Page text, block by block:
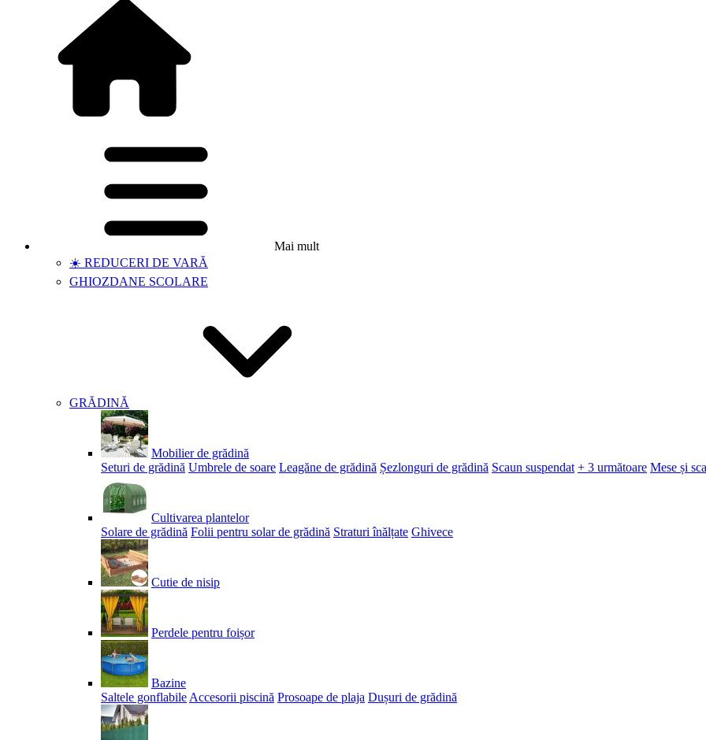
Mai mult
☀️ REDUCERI DE VARĂ
GHIOZDANE SCOLARE
GRĂDINĂ
Mobilier de grădină
Seturi de grădină Umbrele de soare Leagăne de grădină Șezlonguri de grădină Scaun suspendat + 3 următoare Mese și
Cultivarea plantelor
Solare de grădină Folii pentru solar de grădină Straturi înălțate Ghivece
Cutie de nisip
Perdele pentru foișor
Bazine
Saltele gonflabile Accesorii piscină Prosoape de plaja Dușuri de grădină